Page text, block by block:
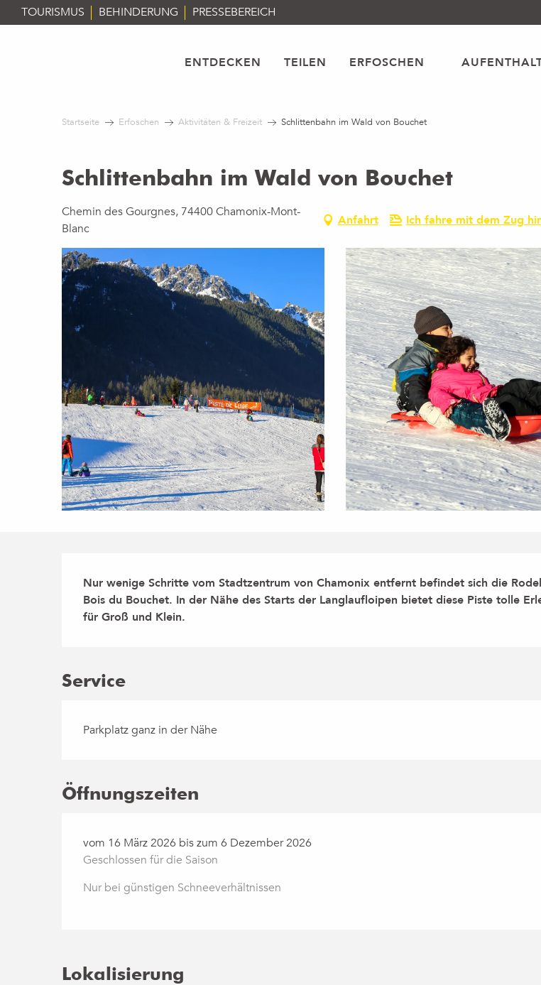
Aller
au
TOURISMUS BEHINDERUNG PRESSEBEREICH
ENTDECKEN TEILEN ERFOSCHEN
Startseite Erfoschen Aktivitäten & Freizeit Schlittenbahn im Wald von Bouchet
Schlittenbahn im Wald von Bouchet
Chemin des Gourgnes, 74400 Chamonix-Mont-
Blanc
Anfahrt Ich fahre mit dem Zug
Beschreibung
Nur wenige Schritte vom Stadtzentrum von Chamonix entfernt befindet sich die
Bois du Bouchet. In der Nähe des Starts der Langlaufloipen bietet diese Piste tolle
für Groß und Klein.
Service
Parkplatz ganz in der Nähe
Öffnungszeiten
vom 16 März 2026 bis zum 6 Dezember 2026
Geschlossen für die Saison
Nur bei günstigen Schneeverhältnissen
Lokalisierung